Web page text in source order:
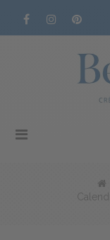
Toggle